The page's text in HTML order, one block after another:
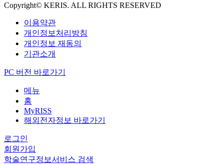
Copyright© KERIS. ALL RIGHTS RESERVED
이용약관
개인정보처리방침
개인정보 재동의
기관소개
PC 버전 바로가기
메뉴
홈
MyRISS
해외전자정보 바로가기
로그인
회원가입
학술연구정보서비스 검색